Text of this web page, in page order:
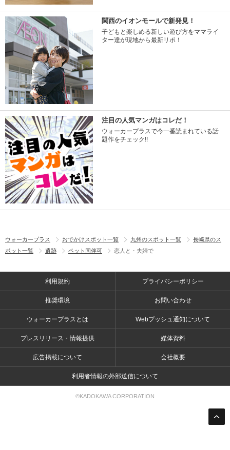
関西のイオンモールで新発見！
子どもと楽しめる新しい遊び方をママライ
ター達が現地から最新リポ！
注目の人気マンガはコレだ！
ウォーカープラスで今一番読まれている話
題作をチェック!!
ウォーカープラス おでかけスポット一覧 九州のスポット一覧
長崎県のス
ポット一覧
遺跡 ペット同伴可 恋人と・夫婦で
利用規約 プライバシーポリシー
推奨環境 お問い合わせ
ウォーカープラスとは Webプッシュ通知について
プレスリリース・情報提供 媒体資料
広告掲載について 会社概要
利用者情報の外部送信について
©KADOKAWA CORPORATION